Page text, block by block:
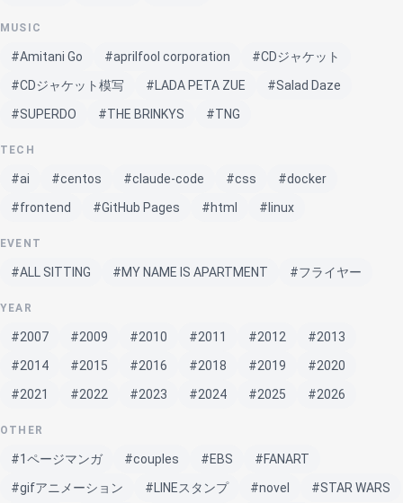
MUSIC
#Amitani Go #aprilfool corporation
#CDジャケット
#CDジャケット模写
#LADA PETA ZUE
#Salad Daze
#SUPERDO
#THE BRINKYS #TNG
TECH
#ai #centos #claude-code #css
#docker
#frontend
#GitHub Pages #html #linux
EVENT
#ALL SITTING #MY NAME IS APARTMENT #フライヤー
YEAR
#2007 #2009 #2010 #2011 #2012
#2013
#2014
#2015 #2016 #2018 #2019
#2020
#2021
#2022 #2023 #2024 #2025 #2026
OTHER
#1ページマンガ #couples #EBS
#FANART
#gifアニメーション
#LINEスタンプ #novel
#STAR WARS